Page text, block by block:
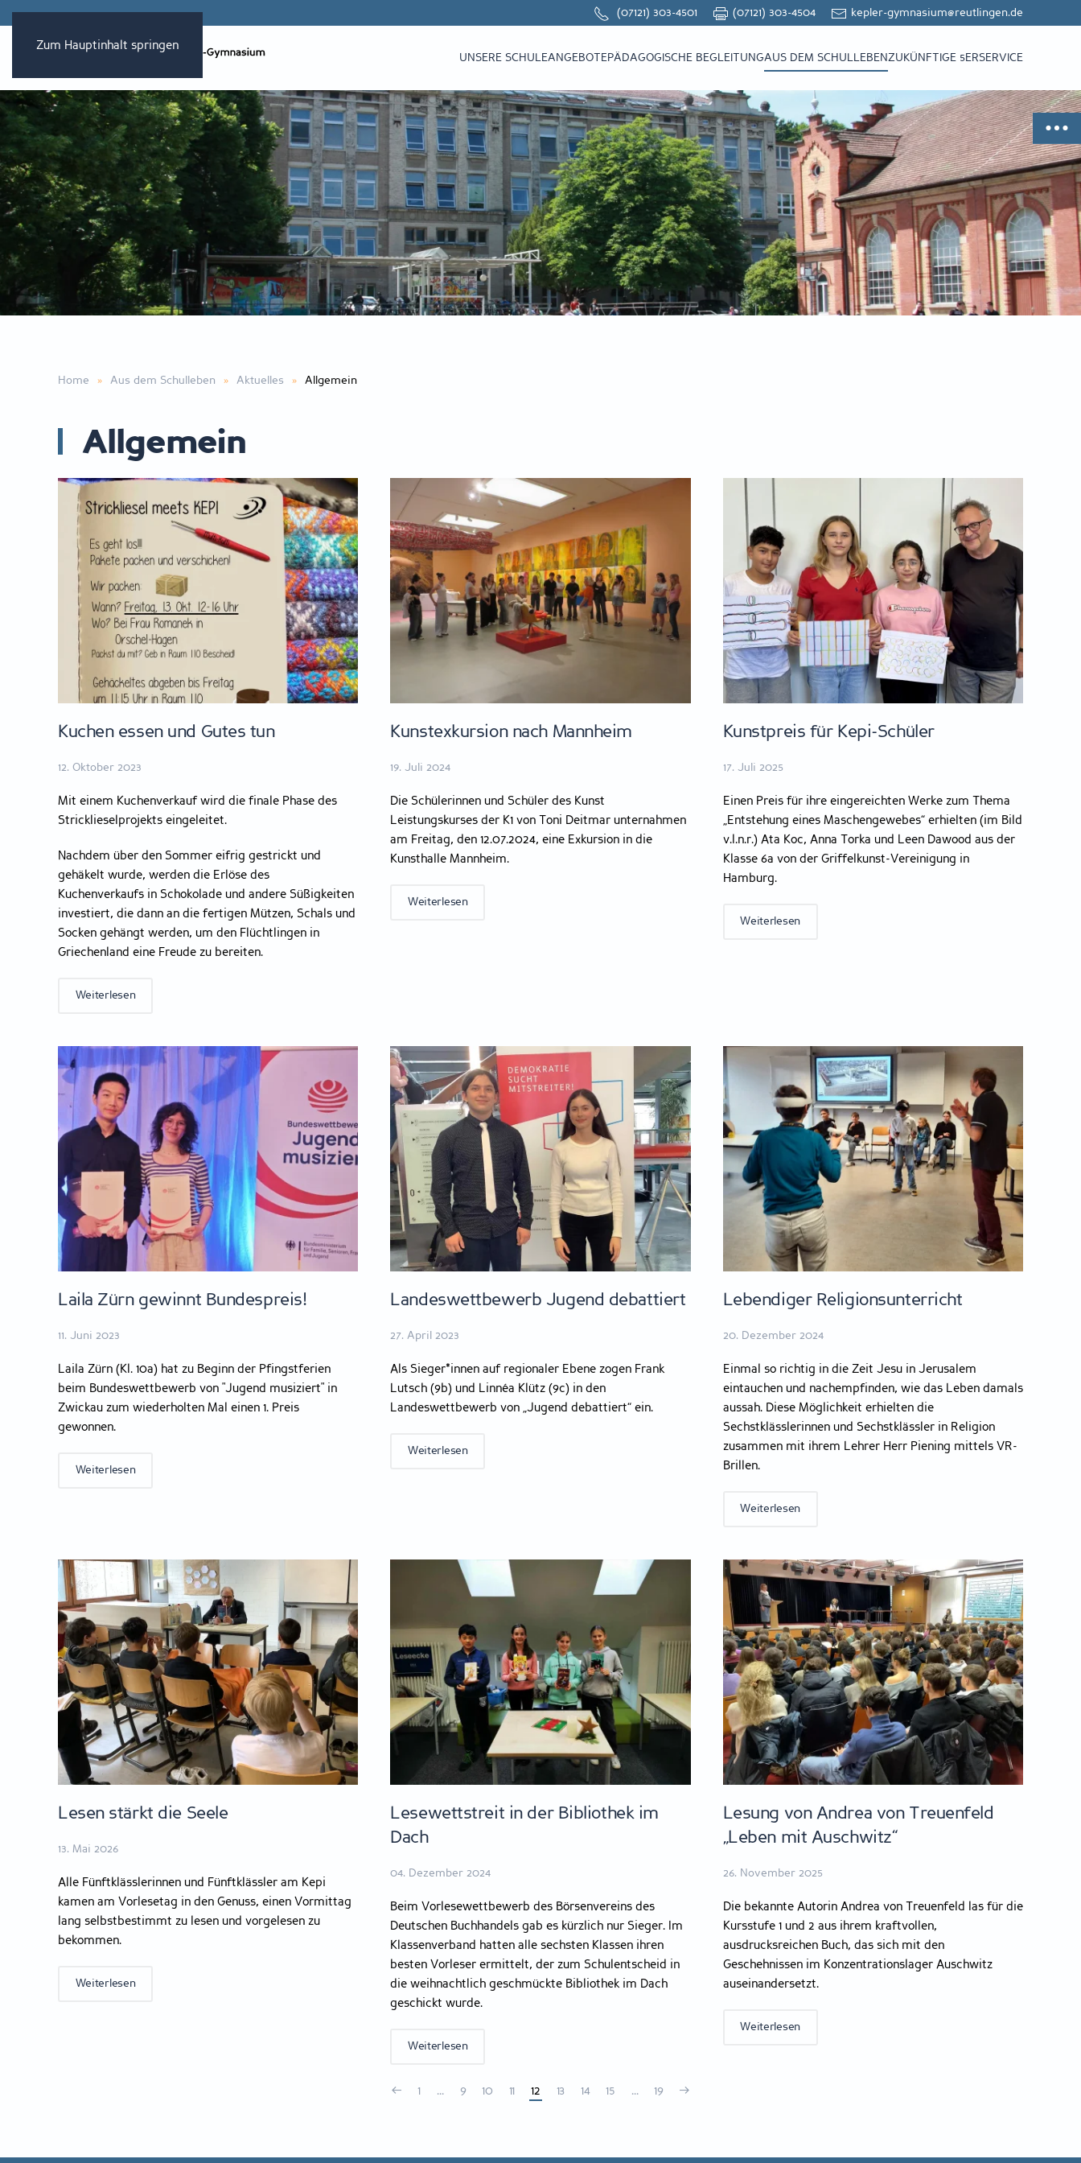
Zum Hauptinhalt springen
(07121) 303-4501 (07121) 303-4504 kepler-gymnasium@reutlingen.de
UNSERE SCHULEANGEBOTEPÄDAGOGISCHE BEGLEITUNGAUS DEM SCHULLEBENZUKÜNFTIGE 5ERSERVICE
Home Aus dem Schulleben Aktuelles Allgemein
Allgemein
Kuchen essen und Gutes tun
12. Oktober 2023
Mit einem Kuchenverkauf wird die finale Phase des
Stricklieselprojekts eingeleitet.
Nachdem über den Sommer eifrig gestrickt und
gehäkelt wurde, werden die Erlöse des
Kuchenverkaufs in Schokolade und andere Süßigkeiten
investiert, die dann an die fertigen Mützen, Schals und
Socken gehängt werden, um den Flüchtlingen in
Griechenland eine Freude zu bereiten.
Weiterlesen
Kunstexkursion nach Mannheim
19. Juli 2024
Die Schülerinnen und Schüler des Kunst
Leistungskurses der K1 von Toni Deitmar unternahmen
am Freitag, den 12.07.2024, eine Exkursion in die
Kunsthalle Mannheim.
Weiterlesen
Kunstpreis für Kepi-Schüler
17. Juli 2025
Einen Preis für ihre eingereichten Werke zum Thema
„Entstehung eines Maschengewebes“ erhielten (im Bild
v.l.n.r.) Ata Koc, Anna Torka und Leen Dawood aus der
Klasse 6a von der Griffelkunst-Vereinigung in
Hamburg.
Weiterlesen
Laila Zürn gewinnt Bundespreis!
11. Juni 2023
Laila Zürn (Kl. 10a) hat zu Beginn der Pfingstferien
beim Bundeswettbewerb von "Jugend musiziert" in
Zwickau zum wiederholten Mal einen 1. Preis
gewonnen.
Weiterlesen
Landeswettbewerb Jugend debattiert
27. April 2023
Als Sieger*innen auf regionaler Ebene zogen Frank
Lutsch (9b) und Linnéa Klütz (9c) in den
Landeswettbewerb von „Jugend debattiert“ ein.
Weiterlesen
Lebendiger Religionsunterricht
20. Dezember 2024
Einmal so richtig in die Zeit Jesu in Jerusalem
eintauchen und nachempfinden, wie das Leben damals
aussah. Diese Möglichkeit erhielten die
Sechstklässlerinnen und Sechstklässler in Religion
zusammen mit ihrem Lehrer Herr Piening mittels VR-
Brillen.
Weiterlesen
Lesen stärkt die Seele
13. Mai 2026
Alle Fünftklässlerinnen und Fünftklässler am Kepi
kamen am Vorlesetag in den Genuss, einen Vormittag
lang selbstbestimmt zu lesen und vorgelesen zu
bekommen.
Weiterlesen
Lesewettstreit in der Bibliothek im
Dach
04. Dezember 2024
Beim Vorlesewettbewerb des Börsenvereins des
Deutschen Buchhandels gab es kürzlich nur Sieger. Im
Klassenverband hatten alle sechsten Klassen ihren
besten Vorleser ermittelt, der zum Schulentscheid in
die weihnachtlich geschmückte Bibliothek im Dach
geschickt wurde.
Weiterlesen
Lesung von Andrea von Treuenfeld
„Leben mit Auschwitz“
26. November 2025
Die bekannte Autorin Andrea von Treuenfeld las für die
Kursstufe 1 und 2 aus ihrem kraftvollen,
ausdrucksreichen Buch, das sich mit den
Geschehnissen im Konzentrationslager Auschwitz
auseinandersetzt.
Weiterlesen
1 … 9 10 11 12 13 14 15 … 19